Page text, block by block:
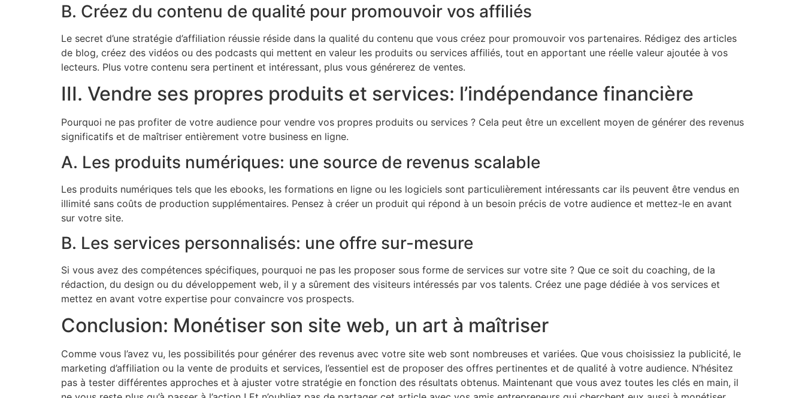
B. Créez du contenu de qualité pour promouvoir vos affiliés
Le secret d’une stratégie d’affiliation réussie réside dans la qualité du contenu que vous créez pour promouvoir vos partenaires. Rédigez des articles
de blog, créez des vidéos ou des podcasts qui mettent en valeur les produits ou services affiliés, tout en apportant une réelle valeur ajoutée à vos
lecteurs. Plus votre contenu sera pertinent et intéressant, plus vous générerez de ventes.
III. Vendre ses propres produits et services: l’indépendance financière
Pourquoi ne pas profiter de votre audience pour vendre vos propres produits ou services ? Cela peut être un excellent moyen de générer des revenus
significatifs et de maîtriser entièrement votre business en ligne.
A. Les produits numériques: une source de revenus scalable
Les produits numériques tels que les ebooks, les formations en ligne ou les logiciels sont particulièrement intéressants car ils peuvent être vendus en
illimité sans coûts de production supplémentaires. Pensez à créer un produit qui répond à un besoin précis de votre audience et mettez-le en avant
sur votre site.
B. Les services personnalisés: une offre sur-mesure
Si vous avez des compétences spécifiques, pourquoi ne pas les proposer sous forme de services sur votre site ? Que ce soit du coaching, de la
rédaction, du design ou du développement web, il y a sûrement des visiteurs intéressés par vos talents. Créez une page dédiée à vos services et
mettez en avant votre expertise pour convaincre vos prospects.
Conclusion: Monétiser son site web, un art à maîtriser
Comme vous l’avez vu, les possibilités pour générer des revenus avec votre site web sont nombreuses et variées. Que vous choisissiez la publicité, le
marketing d’affiliation ou la vente de produits et services, l’essentiel est de proposer des offres pertinentes et de qualité à votre audience. N’hésitez
pas à tester différentes approches et à ajuster votre stratégie en fonction des résultats obtenus. Maintenant que vous avez toutes les clés en main, il